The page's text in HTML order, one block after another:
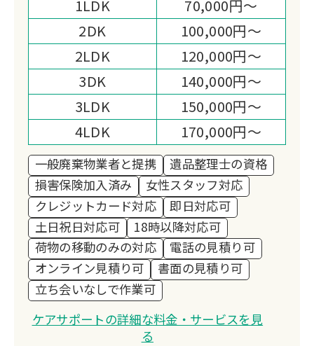
生やご家族の想いが込められています。
だからこそ、私たちは作業を“業務”とし
てではなく、「大切な思い出を守り、未
来へとつなぐお手伝い」として心を込め
て取り組んでいます。
また、貴金属や骨董品の買取・回収で
は、お預かりしたお品を次の価値へと生
かすとともに、その一部を ユニセフ募
金 として寄付する活動を続けておりま
す。
お客様の想いが、やがて子どもたちの未
来を支える力となる。
そんな「つながり」を生み出せること
が、私たちの誇りです。
私たちが目指しているのは、「困ったと
きに一番に思い出していただける存
1LDK
70,000円～
2DK
100,000円～
2LDK
120,000円～
3DK
140,000円～
3LDK
150,000円～
4LDK
170,000円～
一般廃棄物業者と提携
遺品整理士の資格
損害保険加入済み
女性スタッフ対応
クレジットカード対応
即日対応可
土日祝日対応可
18時以降対応可
荷物の移動のみの対応
電話の見積り可
オンライン見積り可
書面の見積り可
立ち会いなしで作業可
ケアサポートの詳細な料金・サービスを見
る